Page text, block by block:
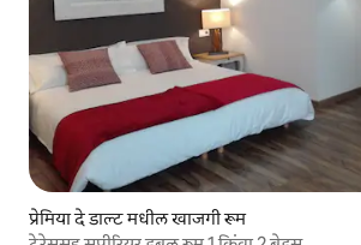
प्रेमिया दे डाल्ट मधील खाजगी रूम